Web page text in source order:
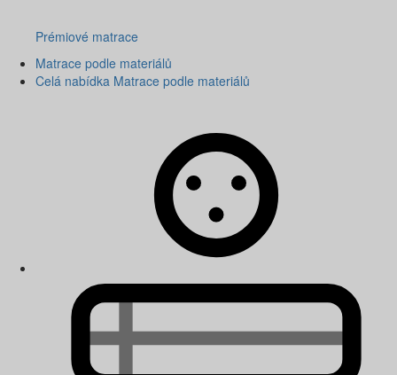
Prémiové matrace
Matrace podle materiálů
Celá nabídka Matrace podle materiálů